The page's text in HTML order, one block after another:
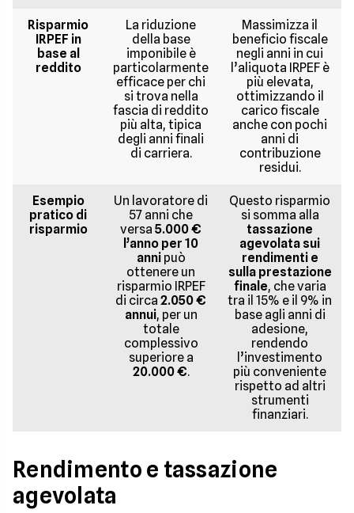
Risparmio
IRPEF in
base al
reddito
La riduzione
della base
imponibile è
particolarmente
efficace per chi
si trova nella
fascia di reddito
più alta, tipica
degli anni finali
di carriera.
Massimizza il
beneficio fiscale
negli anni in cui
l’aliquota IRPEF è
più elevata,
ottimizzando il
carico fiscale
anche con pochi
anni di
contribuzione
residui.
Esempio
pratico di
risparmio
Un lavoratore di
57 anni che
versa 5.000 €
l’anno per 10
annipuò
ottenere un
risparmio IRPEF
di circa 2.050 €
annui, per un
totale
complessivo
superiore a
20.000 €.
Questo risparmio
si somma alla
tassazione
agevolata sui
rendimenti e
sulla prestazione
finale, che varia
tra il 15% e il 9% in
base agli anni di
adesione,
rendendo
l’investimento
più conveniente
rispetto ad altri
strumenti
finanziari.
Rendimento e tassazione
agevolata